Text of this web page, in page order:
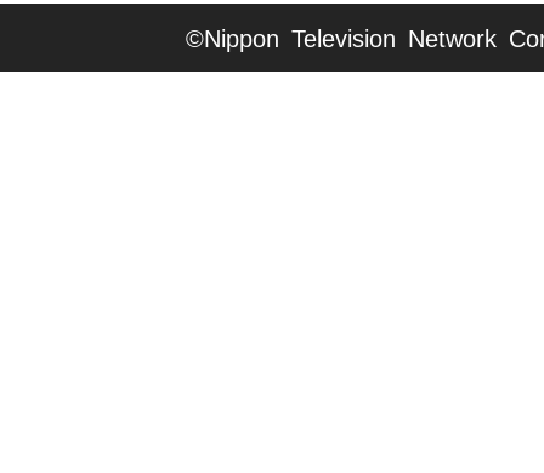
©Nippon Television Network